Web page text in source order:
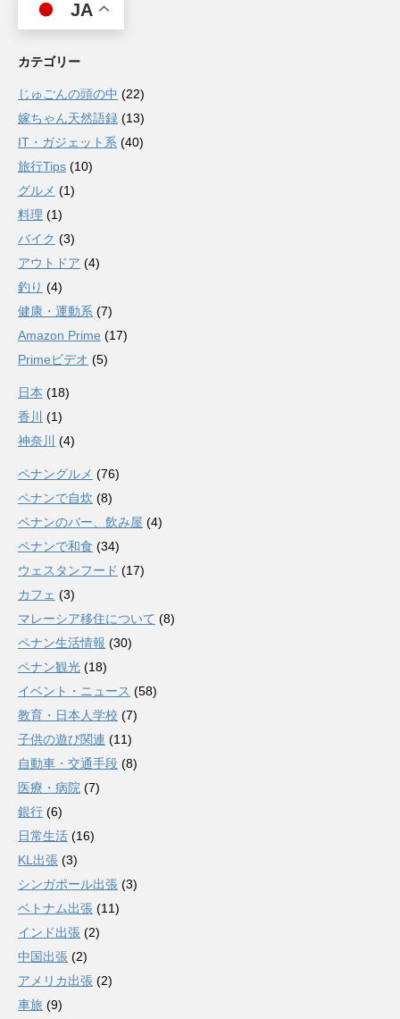
JA
カテゴリー
じゅごんの頭の中 (22)
嫁ちゃん天然語録 (13)
IT・ガジェット系 (40)
旅行Tips (10)
グルメ (1)
料理 (1)
バイク (3)
アウトドア (4)
釣り (4)
健康・運動系 (7)
Amazon Prime (17)
Primeビデオ (5)
日本 (18)
香川
(1)
神奈川
(4)
ペナングルメ (76)
ペナンで自炊 (8)
ペナンのバー、飲み屋 (4)
ペナンで和食 (34)
ウェスタンフード (17)
カフェ (3)
マレーシア移住について (8)
ペナン生活情報 (30)
ペナン観光 (18)
イベント・ニュース (58)
教育・日本人学校 (7)
子供の遊び関連 (11)
自動車・交通手段 (8)
医療・病院 (7)
銀行 (6)
日常生活 (16)
KL出張 (3)
シンガポール出張 (3)
ベトナム出張 (11)
インド出張 (2)
中国出張 (2)
アメリカ出張 (2)
車旅 (9)